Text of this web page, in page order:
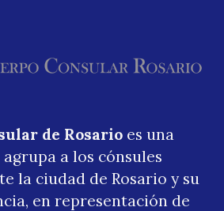
de Rosario es una
a los cónsules
la ciudad de Rosario y su
en representación de